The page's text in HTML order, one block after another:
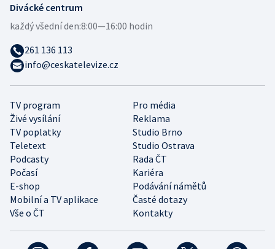
TV program
Pro média
Živé vysílání
Reklama
TV poplatky
Studio Brno
Teletext
Studio Ostrava
Podcasty
Rada ČT
Počasí
Kariéra
E-shop
Podávání námětů
Mobilní a TV aplikace
Časté dotazy
Vše o ČT
Kontakty
Divácké centrum
každý všední den:8:00—16:00 hodin
261 136 113
info@ceskatelevize.cz